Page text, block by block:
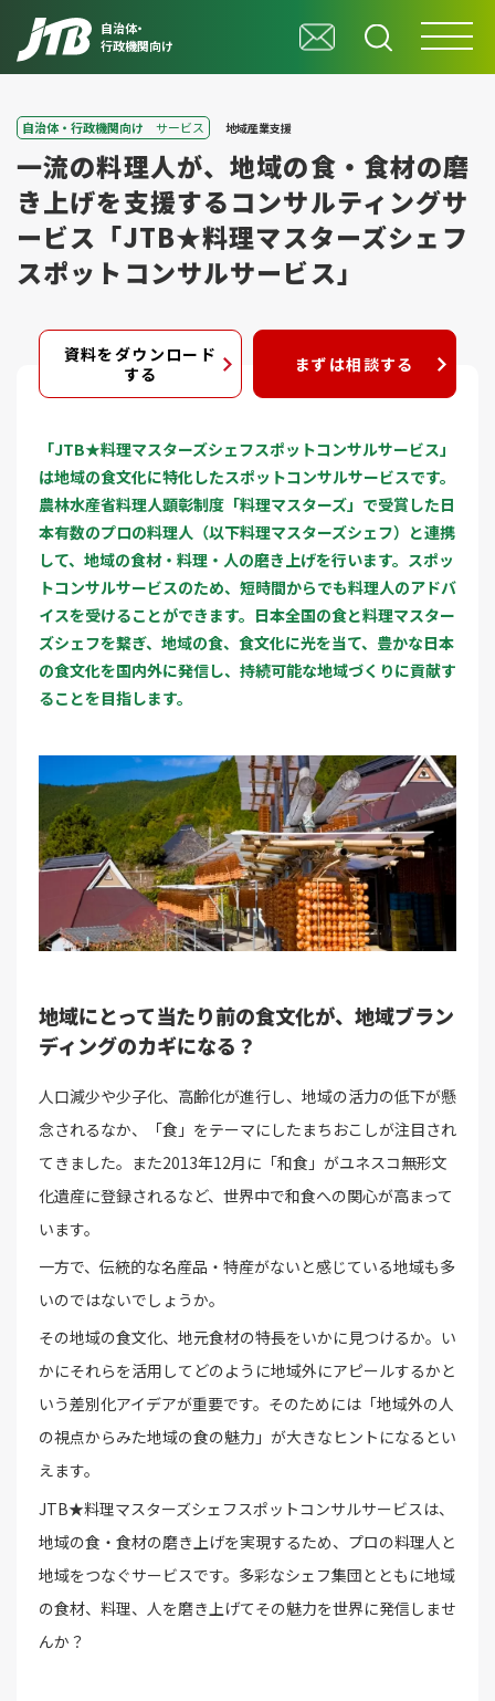
自治体・
行政機関向け
自治体・行政機関向け サービス 地域産業支援
一流の料理人が、地域の食・食材の磨
き上げを支援するコンサルティングサ
ービス「JTB★料理マスターズシェフ
スポットコンサルサービス」
資料をダウンロード
する
まずは相談する
「JTB★料理マスターズシェフスポットコンサルサービス」
は地域の食文化に特化したスポットコンサルサービスです。
農林水産省料理人顕彰制度「料理マスターズ」で受賞した日
本有数のプロの料理人（以下料理マスターズシェフ）と連携
して、地域の食材・料理・人の磨き上げを行います。スポッ
トコンサルサービスのため、短時間からでも料理人のアドバ
イスを受けることができます。日本全国の食と料理マスター
ズシェフを繋ぎ、地域の食、食文化に光を当て、豊かな日本
の食文化を国内外に発信し、持続可能な地域づくりに貢献す
ることを目指します。
地域にとって当たり前の食文化が、地域ブラン
ディングのカギになる？
人口減少や少子化、高齢化が進行し、地域の活力の低下が懸
念されるなか、「食」をテーマにしたまちおこしが注目され
てきました。また2013年12月に「和食」がユネスコ無形文
化遺産に登録されるなど、世界中で和食への関心が高まって
います。
一方で、伝統的な名産品・特産がないと感じている地域も多
いのではないでしょうか。
その地域の食文化、地元食材の特長をいかに見つけるか。い
かにそれらを活用してどのように地域外にアピールするかと
いう差別化アイデアが重要です。そのためには「地域外の人
の視点からみた地域の食の魅力」が大きなヒントになるとい
えます。
JTB★料理マスターズシェフスポットコンサルサービスは、
地域の食・食材の磨き上げを実現するため、プロの料理人と
地域をつなぐサービスです。多彩なシェフ集団とともに地域
の食材、料理、人を磨き上げてその魅力を世界に発信しませ
んか？